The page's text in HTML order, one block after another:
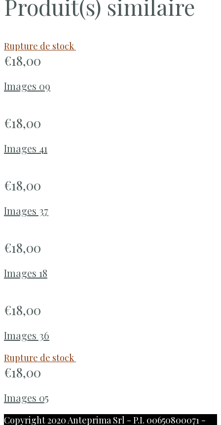
Produit(s) similaire
Rupture de stock
€18,00
Images 09
€18,00
Images 41
€18,00
Images 37
€18,00
Images 18
€18,00
Images 36
Rupture de stock
€18,00
Images 05
Copyright 2020 Anteprima Srl - P.I. 00650800071 -